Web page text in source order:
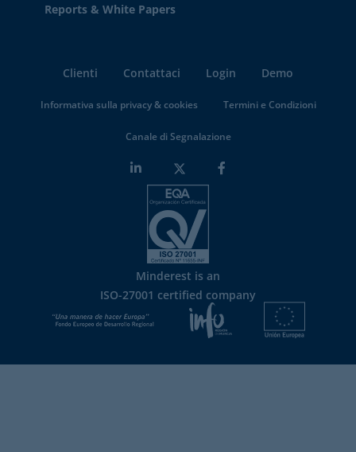
Reports & White Papers
Clienti Contattaci Login Demo
Informativa sulla privacy & cookies Termini e Condizioni
Canale di Segnalazione
Minderest is an
ISO-27001 certified company